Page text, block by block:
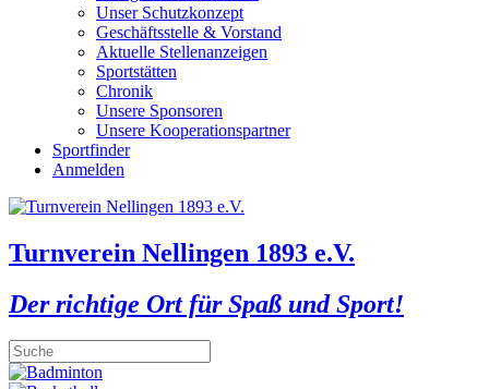
Unser Schutzkonzept
Geschäftsstelle & Vorstand
Aktuelle Stellenanzeigen
Sportstätten
Chronik
Unsere Sponsoren
Unsere Kooperationspartner
Sportfinder
Anmelden
Turnverein Nellingen 1893 e.V.
Der richtige Ort für Spaß und Sport!